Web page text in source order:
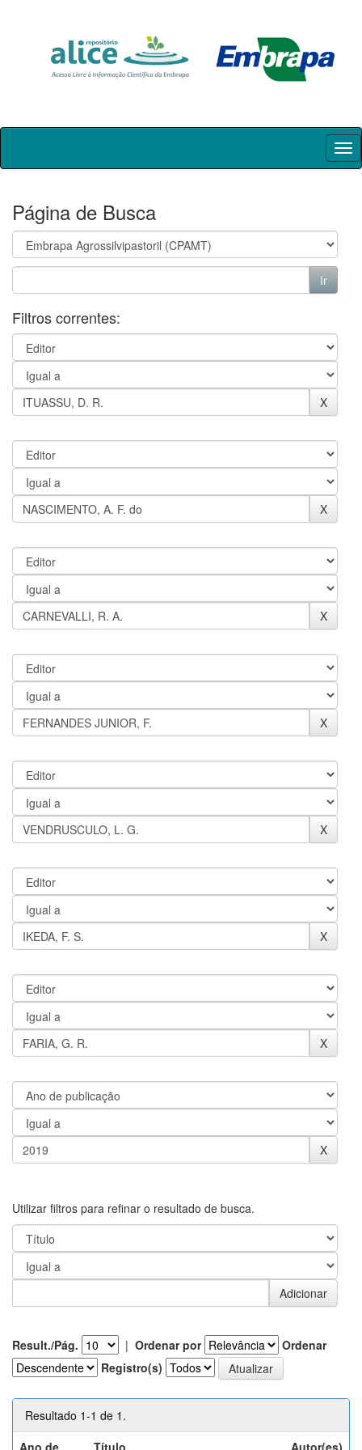
Skip
Página de Busca
Filtros correntes:
Utilizar filtros para refinar o resultado de busca.
Result./Pág. | Ordenar por
Ordenar
Registro(s)
Resultado 1-1 de 1.
Ano de
Título Autor(es)